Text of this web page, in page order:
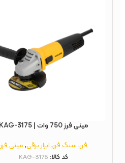
مینی فرز 750 وات | KAG-3175
فرز,سنگ فرز,ابزار برقی,مینی فرز
کد کالا: KAG-3175